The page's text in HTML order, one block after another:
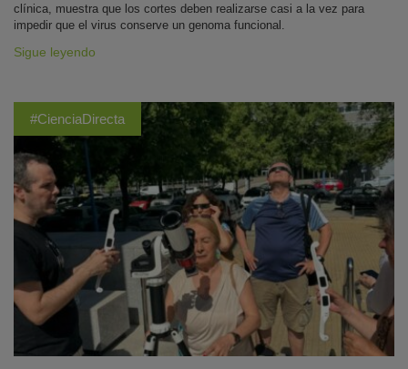
clínica, muestra que los cortes deben realizarse casi a la vez para
impedir que el virus conserve un genoma funcional.
Sigue leyendo
#CienciaDirecta